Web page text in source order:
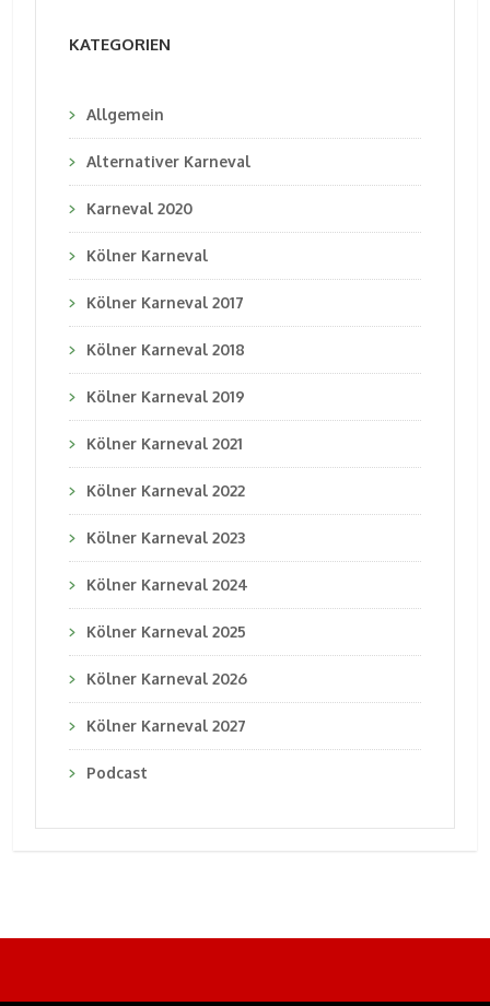
KATEGORIEN
Allgemein
Alternativer Karneval
Karneval 2020
Kölner Karneval
Kölner Karneval 2017
Kölner Karneval 2018
Kölner Karneval 2019
Kölner Karneval 2021
Kölner Karneval 2022
Kölner Karneval 2023
Kölner Karneval 2024
Kölner Karneval 2025
Kölner Karneval 2026
Kölner Karneval 2027
Podcast